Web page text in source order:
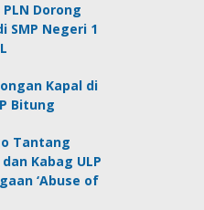
Dorong
SMP Negeri 1
Kapal di
Bitung
Tantang
Kabag ULP
‘Abuse of